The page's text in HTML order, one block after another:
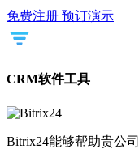
免费注册 预订演示
CRM软件工具
Bitrix24能够帮助贵公